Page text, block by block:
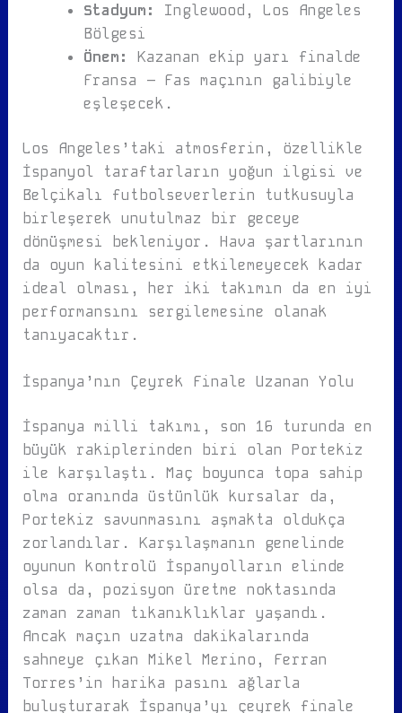
Stadyum:
Inglewood, Los Angeles
Bölgesi
Önem:
Kazanan ekip yarı finalde
Fransa – Fas maçının galibiyle
eşleşecek.
Los Angeles’taki atmosferin, özellikle
İspanyol taraftarların yoğun ilgisi ve
Belçikalı futbolseverlerin tutkusuyla
birleşerek unutulmaz bir geceye
dönüşmesi bekleniyor. Hava şartlarının
da oyun kalitesini etkilemeyecek kadar
ideal olması, her iki takımın da en iyi
performansını sergilemesine olanak
tanıyacaktır.
İspanya’nın Çeyrek Finale Uzanan Yolu
İspanya milli takımı, son 16 turunda en
büyük rakiplerinden biri olan Portekiz
ile karşılaştı. Maç boyunca topa sahip
olma oranında üstünlük kursalar da,
Portekiz savunmasını aşmakta oldukça
zorlandılar. Karşılaşmanın genelinde
oyunun kontrolü İspanyolların elinde
olsa da, pozisyon üretme noktasında
zaman zaman tıkanıklıklar yaşandı.
Ancak maçın uzatma dakikalarında
sahneye çıkan Mikel Merino, Ferran
Torres’in harika pasını ağlarla
buluşturarak İspanya’yı çeyrek finale